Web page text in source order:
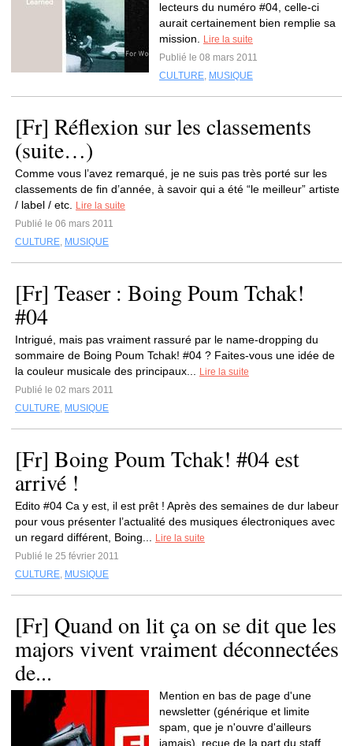
lecteurs du numéro #04, celle-ci
aurait certainement bien remplie sa
mission.
Lire la suite
Publié le 08 mars 2011
CULTURE, MUSIQUE
[Fr] Réflexion sur les classements
(suite…)
Comme vous l’avez remarqué, je ne suis pas très porté sur les
classements de fin d’année, à savoir qui a été “le meilleur” artiste
/ label / etc.
Lire la suite
Publié le 06 mars 2011
CULTURE, MUSIQUE
[Fr] Teaser : Boing Poum Tchak!
#04
Intrigué, mais pas vraiment rassuré par le name-dropping du
sommaire de Boing Poum Tchak! #04 ? Faites-vous une idée de
la couleur musicale des principaux...
Lire la suite
Publié le 02 mars 2011
CULTURE, MUSIQUE
[Fr] Boing Poum Tchak! #04 est
arrivé !
Edito #04 Ca y est, il est prêt ! Après des semaines de dur labeur
pour vous présenter l’actualité des musiques électroniques avec
un regard différent, Boing...
Lire la suite
Publié le 25 février 2011
CULTURE, MUSIQUE
[Fr] Quand on lit ça on se dit que les
majors vivent vraiment déconnectées
de...
Mention en bas de page d'une
newsletter (générique et limite
spam, que je n'ouvre d'ailleurs
jamais), reçue de la part du staff